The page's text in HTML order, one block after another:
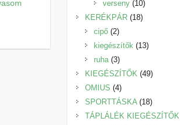
termék
verseny 1010
termék
KERÉKPÁR 1818
cipő 22
termék
kiegészítők 1313
ruha 33
termék
KIEGÉSZÍTŐK 4949
OMIUS 44
termék
SPORTTÁSKA 1818
termék
TÁPLÁLÉK KIEGÉSZÍTŐK